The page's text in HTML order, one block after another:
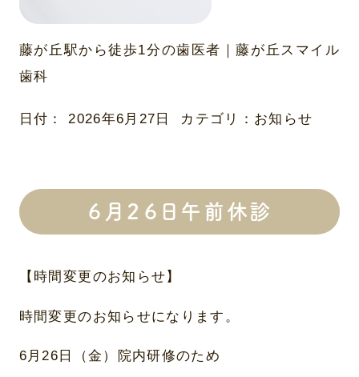
藤が丘駅から徒歩1分の歯医者｜藤が丘スマイル
歯科
日付：2026年6月27日 カテゴリ： お知らせ
６月２６日午前休診
【時間変更のお知らせ】
時間変更のお知らせになります。
6月26日（金）院内研修のため